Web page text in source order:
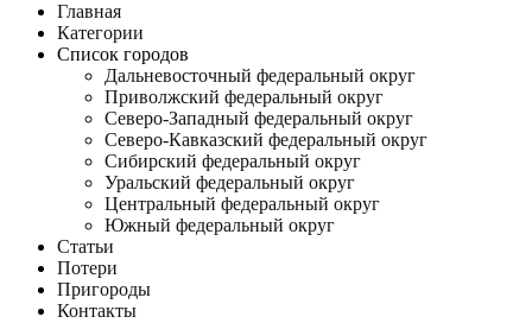
Главная
Категории
Список городов
Дальневосточный федеральный округ
Приволжский федеральный округ
Северо-Западный федеральный округ
Северо-Кавказский федеральный округ
Сибирский федеральный округ
Уральский федеральный округ
Центральный федеральный округ
Южный федеральный округ
Статьи
Потери
Пригороды
Контакты